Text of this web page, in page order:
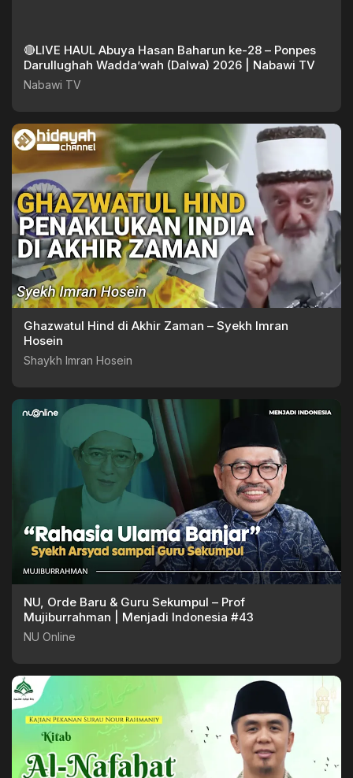
🔴LIVE HAUL Abuya Hasan Baharun ke-28 – Ponpes
Darullughah Wadda’wah (Dalwa) 2026 | Nabawi TV
Nabawi TV
Ghazwatul Hind di Akhir Zaman – Syekh Imran
Hosein
Shaykh Imran Hosein
NU, Orde Baru & Guru Sekumpul – Prof
Mujiburrahman | Menjadi Indonesia #43
NU Online